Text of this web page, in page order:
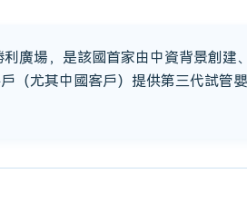
廣場，是該國首家由中資背景創建
（尤其中國客戶）提供第三代試管